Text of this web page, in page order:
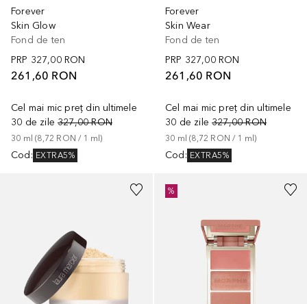
Forever
Skin Glow
Fond de ten
PRP 327,00 RON
261,60 RON
Cel mai mic preț din ultimele
30 de zile 327,00 RON
30 ml (8,72 RON / 1 ml)
Cod : EXTRA5%
Forever
Skin Wear
Fond de ten
PRP 327,00 RON
261,60 RON
Cel mai mic preț din ultimele
30 de zile 327,00 RON
30 ml (8,72 RON / 1 ml)
Cod : EXTRA5%
%
+6